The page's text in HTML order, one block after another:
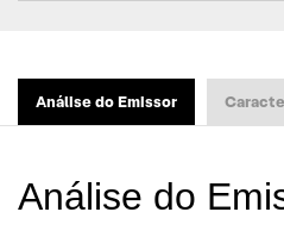
Análise do Emissor
Análise do